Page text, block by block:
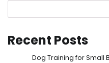
Recent Posts
Dog Training for Small